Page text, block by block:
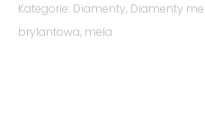
Kategorie: Diamenty, Diamenty
brylantowa, mela